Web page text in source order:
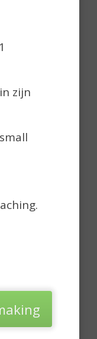
zijn